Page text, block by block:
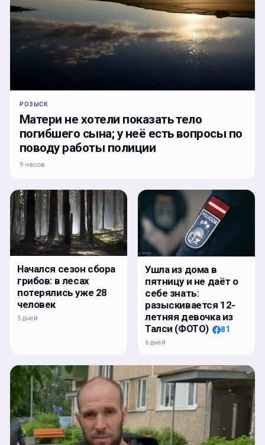
РОЗЫСК
Матери не хотели показать тело
погибшего сына; у неё есть вопросы по
поводу работы полиции
9 часов
Начался сезон сбора
грибов: в лесах
потерялись уже 28
человек
5 дней
Ушла из дома в
пятницу и не даёт о
себе знать:
разыскивается 12-
летняя девочка из
Талси (ФОТО)
81
6 дней